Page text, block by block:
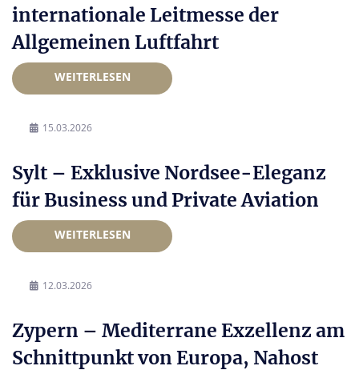
internationale Leitmesse der
Allgemeinen Luftfahrt
WEITERLESEN
15.03.2026
Sylt – Exklusive Nordsee-Eleganz
für Business und Private Aviation
WEITERLESEN
12.03.2026
Zypern – Mediterrane Exzellenz am
Schnittpunkt von Europa, Nahost